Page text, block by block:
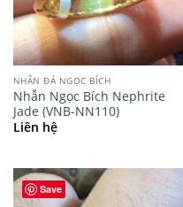
NHẪN ĐÁ NGỌC BÍCH
Nhẫn Ngọc Bích Nephrite
Jade (VNB-NN110)
Liên hệ
Save